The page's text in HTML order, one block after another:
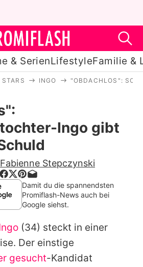
& SerienLifestyleFamilie &
Filme & Serien
Lifestyle
& Liebe
Exklusiv
auf Promiflash
Jobs
INGO "OBDACHLOS":
Ingo gibt
Fabienne Stepczynski
Damit du die spannendsten
Promiflash-News auch bei
Google siehst.
(34) steckt in einer
Der einstige
gesucht-Kandidat